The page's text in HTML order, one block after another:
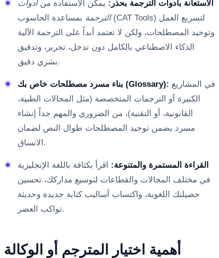
الاستعانة بأدوات الترجمة بحذر: يمكن الاستفادة منأدوات
الترجمة بمساعدة الحاسوب (CAT Tools) لتسريع العمل
وتوحيد المصطلحات، ولكن لا تعتمد أبداً على الترجمة الآلية
الذكاء الاصطناعي بالكامل دون تدخل، تحرير، وتدقيق
بشري دقيق.
بناء مسرد مصطلحات خاص بك (Glossary):
الكبيرة أو الترجمات المتخصصة (مثل المجالات الطبية،
القانونية، أو التقنية)، من الضروري والمهم جداً إنشاء
مسرد يضمن توحيد المصطلحات طوال النص لضمان
الاتساق.
القراءة المستمرة والمتنوعة: اقرأ بكثافة باللغة الإنجليزية
في مختلف المجالات والقطاعات لتوسيع مداركك، تحسين
حصيلتك اللغوية، واكتساب أساليب كتابة جديدة وحديثة
تواكب العصر.
أهمية اختيار المترجم أو الوكالة